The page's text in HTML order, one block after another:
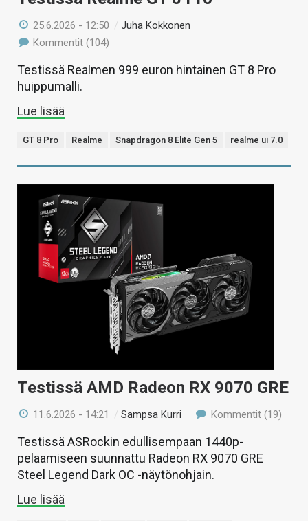
25.6.2026 - 12:50 /Juha Kokkonen
Kommentit (104)
Testissä Realmen 999 euron hintainen GT 8 Pro
huippumalli.
Lue lisää
GT 8 Pro Realme Snapdragon 8 Elite Gen 5 realme ui 7.0
Testissä AMD Radeon RX 9070 GRE
11.6.2026 - 14:21 /Sampsa Kurri Kommentit (19)
Testissä ASRockin edullisempaan 1440p-
pelaamiseen suunnattu Radeon RX 9070 GRE
Steel Legend Dark OC -näytönohjain.
Lue lisää